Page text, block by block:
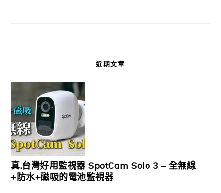
近期文章
真.台灣好用監視器 SpotCam Solo 3 – 全無線
+防水+磁吸的電池監視器